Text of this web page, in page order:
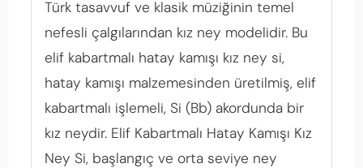
Türk tasavvuf ve klasik müziğinin temel
nefesli çalgılarından kız ney modelidir. Bu
elif kabartmalı hatay kamışı kız ney si,
hatay kamışı malzemesinden üretilmiş, elif
kabartmalı işlemeli, Si (Bb) akordunda bir
kız neydir. Elif Kabartmalı Hatay Kamışı Kız
Ney Si, başlangıç ve orta seviye ney